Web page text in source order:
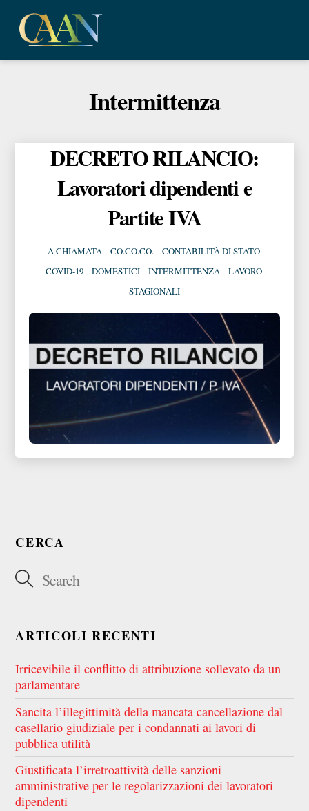
Intermittenza
DECRETO RILANCIO:
Lavoratori dipendenti e
Partite IVA
A CHIAMATA CO.CO.CO. CONTABILITÀ DI STATO
COVID-19
DOMESTICI INTERMITTENZA LAVORO
STAGIONALI
CERCA
ARTICOLI RECENTI
Irricevibile il conflitto di attribuzione sollevato da un
parlamentare
Sancita l’illegittimità della mancata cancellazione dal
casellario giudiziale per i condannati ai lavori di
pubblica utilità
Giustificata l’irretroattività delle sanzioni
amministrative per le regolarizzazioni dei lavoratori
dipendenti